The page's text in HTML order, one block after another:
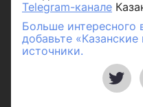
Telegram-канале
Больше интересного
добавьте
источники.